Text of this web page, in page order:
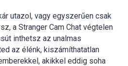
utazol, vagy egyszerűen csak
a Stranger Cam Chat végtelen
inthetsz az unalmas
az élénk, kiszámíthatatlan
akikkel eddig soha